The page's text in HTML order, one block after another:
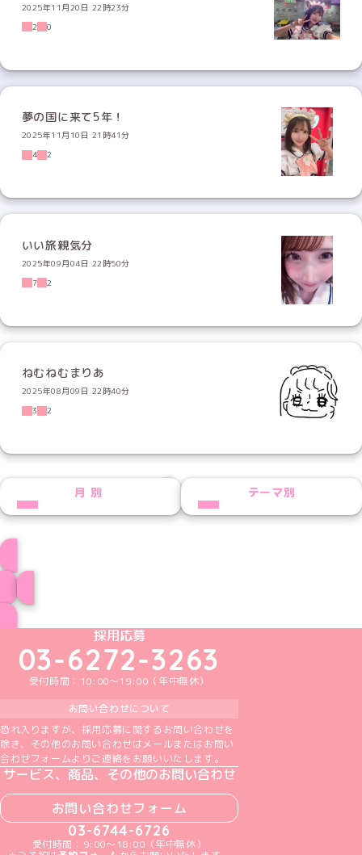
2025年11月20日 22時23分
2
0
夢の国に来て5年！
2025年11月10日 21時41分
4
2
いい旅親気分
2025年09月04日 22時50分
7
2
ねむねむまりあ
2025年08月09日 22時40分
3
2
NEXT
月別 テーマ別
めいどりーみんTikTok公式アカウント
めいどりーみんX公式アカウント
めいどりーみんInstagram公式アカウント
めいどりーみんFacebook公式アカウン
めいどりーみんYouTube公式アカ
採用応募
03-6272-3263
受付時間：10:00～19:00（年中無休）
お問い合わせについて
恐れ入りますが、採用応募に関するお問い合わせを
除き、その他のお問い合わせはメールまたはお問い
合わせフォームよりご連絡をお願いいたします。
サービス、商品、その他のお問い合わせ
お問い合わせフォーム
03-6744-6726
受付時間：9:00～18:00（年中無休）